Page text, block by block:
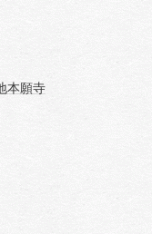
本願寺